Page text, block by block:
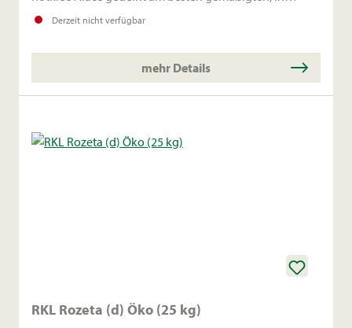
Luftfeuchten Klima auf schwerem Lehmböden.
Derzeit nicht verfügbar
mehr Details
RKL Rozeta (d) Öko (25 kg)